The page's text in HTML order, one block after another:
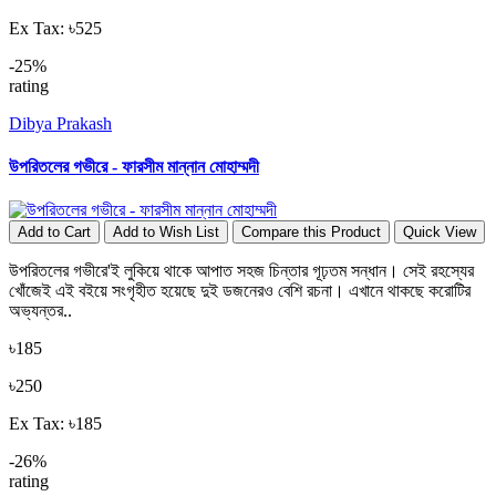
Ex Tax: ৳525
-25%
rating
Dibya Prakash
উপরিতলের গভীরে - ফারসীম মান্নান মোহাম্মদী
Add to Cart Add to Wish List Compare this Product Quick View
উপরিতলের গভীরে'ই লুকিয়ে থাকে আপাত সহজ চিন্তার গূঢ়তম সন্ধান। সেই রহস্যের
খোঁজেই এই বইয়ে সংগৃহীত হয়েছে দুই ডজনেরও বেশি রচনা। এখানে থাকছে করোটির
অভ্যন্তর..
৳185
৳250
Ex Tax: ৳185
-26%
rating